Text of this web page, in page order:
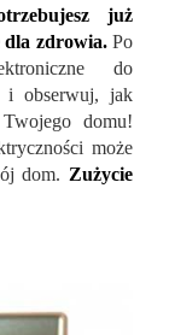
już
dla zdrowia.Po
do
obserwuj, jak
domu!
może
dom. Zużycie